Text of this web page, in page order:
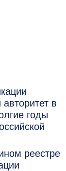
в
годы
реестре